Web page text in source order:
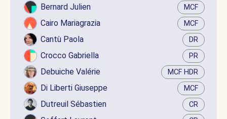
Bernard Julien MCF
Cairo Mariagrazia MCF
Cantù Paola DR
Crocco Gabriella PR
Debuiche Valérie MCF HDR
Di Liberti Giuseppe MCF
Dutreuil Sébastien CR